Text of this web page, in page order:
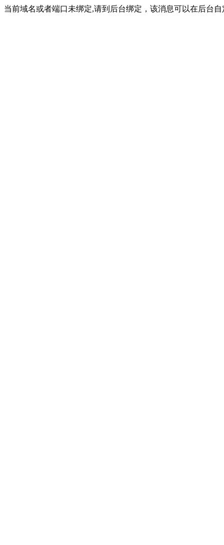
当前域名或者端口未绑定,请到后台绑定，该消息可以在后台自